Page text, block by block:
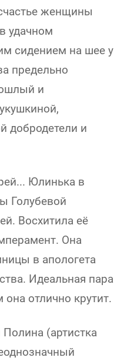
женщины
удачном
сидением на шее у
предельно
и
добродетели и
Юлинька в
Голубевой
Восхитила её
Она
в апологета
Идеальная пара
отлично крутит.
(артистка